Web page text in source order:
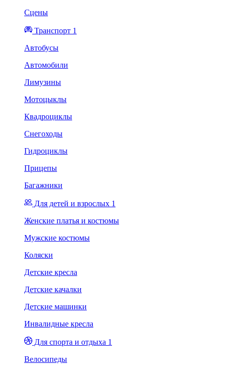
Сцены
Транспорт 1
Автобусы
Автомобили
Лимузины
Мотоцыклы
Квадроциклы
Снегоходы
Гидроциклы
Прицепы
Багажники
Для детей и взрослых 1
Женские платья и костюмы
Мужские костюмы
Коляски
Детские кресла
Детские качалки
Детские машинки
Инвалидные кресла
Для спорта и отдыха 1
Велосипеды